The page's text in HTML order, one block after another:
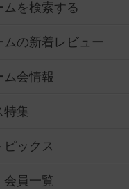
ムを検索する
ムの新着レビュー
ム会情報
特集
ピックス
会員一覧